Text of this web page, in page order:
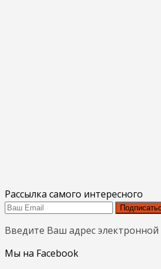
Рассылка самого интересного
Введите Ваш адрес
Мы на Facebook